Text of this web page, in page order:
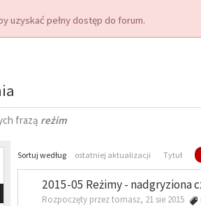
uzyskać pełny dostęp do forum.
frazą reżim
Sortuj według ostatniej aktualizacji Tytuł
2015-05 Reżimy - nadgryziona
Rozpoczęty przez tomasz, 21 sie 2015